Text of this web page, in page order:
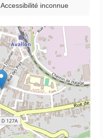
Accessibilité inconnue